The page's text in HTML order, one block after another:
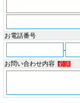
お電話番号
-
お問い合わせ内容
必須